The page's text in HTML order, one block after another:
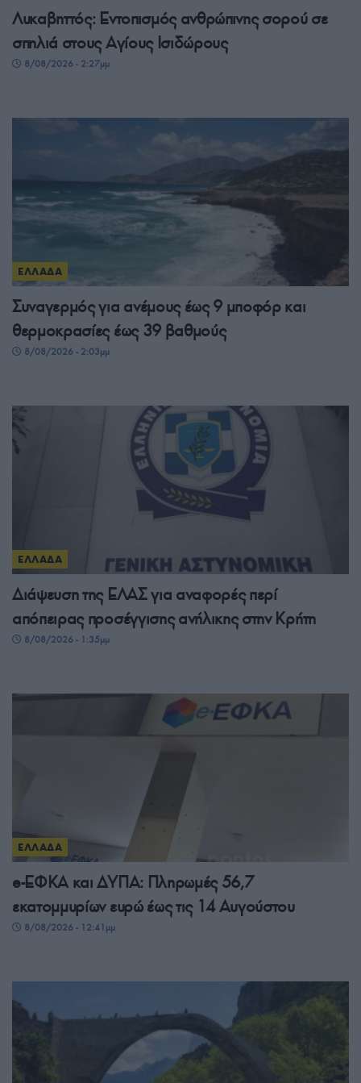
Λυκαβηττός: Εντοπισμός ανθρώπινης σορού σε
σπηλιά στους Αγίους Ισιδώρους
8/08/2026 - 2:27μμ
ΕΛΛΑΔΑ
Συναγερμός για ανέμους έως 9 μποφόρ και
θερμοκρασίες έως 39 βαθμούς
8/08/2026 - 2:03μμ
ΕΛΛΑΔΑ
Διάψευση της ΕΛΑΣ για αναφορές περί
απόπειρας προσέγγισης ανήλικης στην Κρήτη
8/08/2026 - 1:35μμ
ΕΛΛΑΔΑ
e-ΕΦΚΑ και ΔΥΠΑ: Πληρωμές 56,7
εκατομμυρίων ευρώ έως τις 14 Αυγούστου
8/08/2026 - 12:41μμ